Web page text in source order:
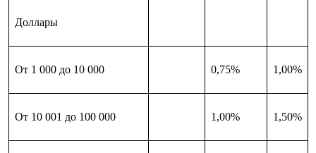
Доллары
От 1 000 до 10 000 0,75% 1,00%
От 10 001 до 100 000 1,00% 1,50%